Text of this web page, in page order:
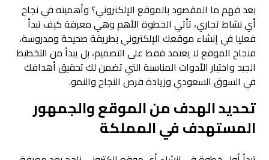
بعد فهم ما المقصود بالموقع الإلكتروني؟ وأهميته في نجاح
أي نشاط تجاري، تأتي الخطوة الأهم وهي معرفة كيف تبدأ
فعليا في إنشاء موقعك الإلكتروني بطريقة صحيحة ومدروسة،
فنجاح الموقع لا يعتمد فقط على التصميم، بل يبدأ من التخطيط
الجيد واختيار الأدوات المناسبة التي تضمن لك تحقيق أهدافك
في السوق السعودي وزيادة فرص النجاح والنمو.
تحديد الهدف من الموقع والجمهور
المستهدف في المملكة